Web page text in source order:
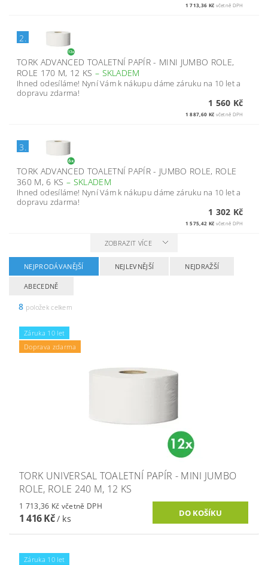
1 713,36 Kč včetně DPH
2.
TORK ADVANCED TOALETNÍ PAPÍR - MINI JUMBO ROLE,
ROLE 170 M, 12 KS – SKLADEM
Ihned odesíláme! Nyní Vám k nákupu dáme záruku na 10 let a
dopravu zdarma!
1 560 Kč
1 887,60 Kč včetně DPH
3.
TORK ADVANCED TOALETNÍ PAPÍR - JUMBO ROLE, ROLE
360 M, 6 KS – SKLADEM
Ihned odesíláme! Nyní Vám k nákupu dáme záruku na 10 let a
dopravu zdarma!
1 302 Kč
1 575,42 Kč včetně DPH
ZOBRAZIT VÍCE
NEJPRODÁVANĚJŠÍ NEJLEVNĚJŠÍ NEJDRAŽŠÍ
ABECEDNĚ
8 položek celkem
Záruka 10 let
Doprava zdarma
TORK UNIVERSAL TOALETNÍ PAPÍR - MINI JUMBO
ROLE, ROLE 240 M, 12 KS
1 713,36 Kč včetně DPH
1 416 Kč/ ks
Záruka 10 let